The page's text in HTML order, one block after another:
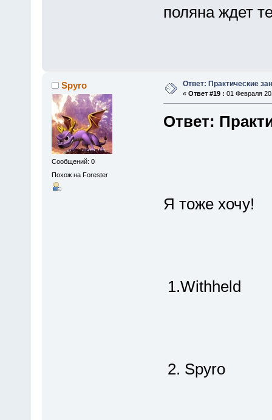
поляна ждет
Spyro
Сообщений: 0
Похож на Forester
Ответ: Практические
« Ответ #19 : 01 Февраля
Ответ:
Я тоже хочу!
1.Withheld
2. Spyro